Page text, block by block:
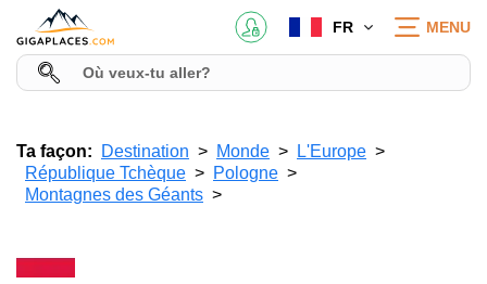
FR MENU
Ta façon: Destination Monde
L'Europe
République Tchèque
Pologne
Montagnes des Géants